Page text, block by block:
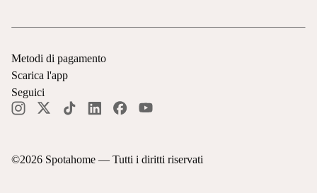
©2026 Spotahome — Tutti i diritti riservati
Metodi di pagamento
Scarica l'app
Seguici